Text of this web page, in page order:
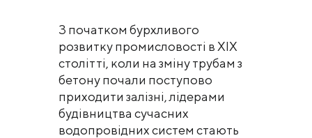
З початком бурхливого
розвитку промисловості в XIX
столітті, коли на зміну трубам з
бетону почали поступово
приходити залізні, лідерами
будівництва сучасних
водопровідних систем стають